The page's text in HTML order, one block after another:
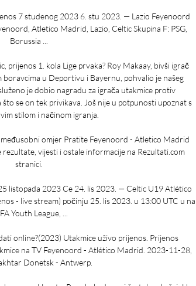
7 studenog 2023 6. stu 2023. — Lazio Feyenoord
Atletico Madrid, Lazio, Celtic Skupina F: PSG,
Borussia ...
prijenos 1. kola Lige prvaka? Roy Makaay, bivši igrač
boravcima u Deportivu i Bayernu, pohvalio je našeg
je dobio nagradu za igrača utakmice protiv
se on tek privikava. Još nije u potpunosti upoznat s
stilom i načinom igranja.
omjer Pratite Feyenoord - Atletico Madrid
vijesti i ostale informacije na Rezultati.com
stranici.
listopada 2023 Ce 24. lis 2023. — Celtic U19 Atlético
- live stream) počinju 25. lis 2023. u 13:00 UTC u na
Youth League, ...
online?(2023) Utakmice uživo prijenos. Prijenos
na TV Feyenoord - Atlético Madrid. 2023-11-28,
Donetsk - Antwerp.